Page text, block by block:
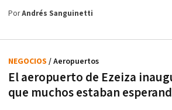
PorAndrés Sanguinetti
El aeropuerto de Ezeiza
que muchos estaban
NEGOCIOS / Aeropuertos